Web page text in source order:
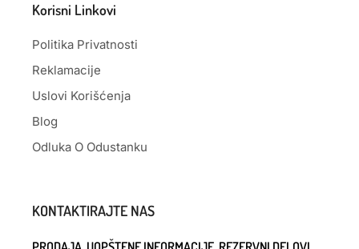
Korisni Linkovi
Politika Privatnosti
Reklamacije
Uslovi Korišćenja
Blog
Odluka O Odustanku
KONTAKTIRAJTE NAS